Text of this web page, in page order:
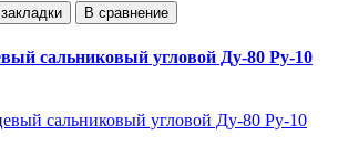
В сравнение
сальниковый угловой Ду-80 Ру-10